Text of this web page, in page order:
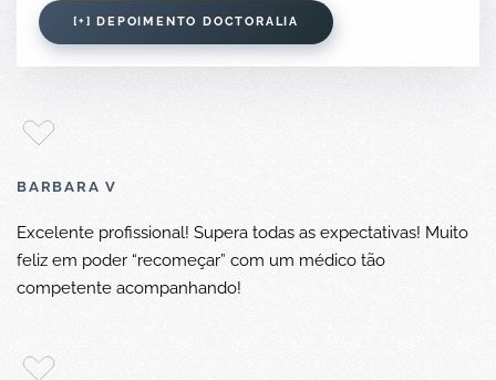
[+] DEPOIMENTO DOCTORALIA
BARBARA V
Excelente profissional! Supera todas as expectativas! Muito
feliz em poder “recomeçar” com um médico tão
competente acompanhando!